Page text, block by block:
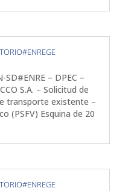
SD#ENRE – DPEC –
S.A. – Solicitud de
transporte existente –
(PSFV) Esquina de 20